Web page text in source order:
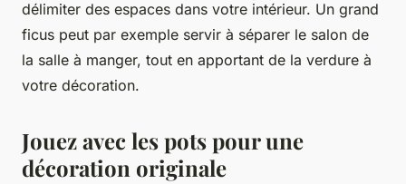
délimiter des espaces dans votre intérieur. Un grand
ficus peut par exemple servir à séparer le salon de
la salle à manger, tout en apportant de la verdure à
votre décoration.
Jouez avec les pots pour une
décoration originale